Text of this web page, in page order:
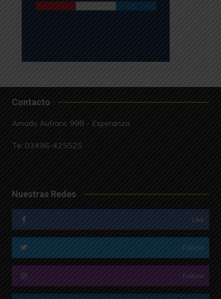
Contacto
Amado Aufranc 998 - Esperanza
Te: 03496-425525
Nuestras Redes
Like
Follow
Follow